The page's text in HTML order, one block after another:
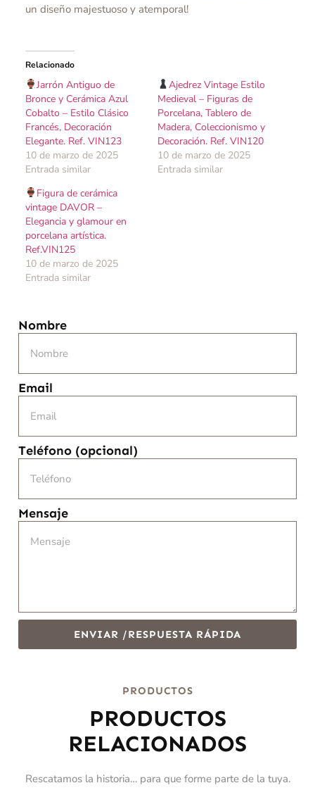
un diseño majestuoso y atemporal!
Relacionado
Jarrón Antiguo de
Bronce y Cerámica Azul
Cobalto – Estilo Clásico
Francés, Decoración
Elegante. Ref. VIN123
10 de marzo de 2025
Entrada similar
Ajedrez Vintage Estilo
Medieval – Figuras de
Porcelana, Tablero de
Madera, Coleccionismo y
Decoración. Ref. VIN120
10 de marzo de 2025
Entrada similar
Figura de cerámica
vintage DAVOR –
Elegancia y glamour en
porcelana artística.
Ref.VIN125
10 de marzo de 2025
Entrada similar
Nombre
Email
Teléfono (opcional)
Mensaje
ENVIAR /RESPUESTA RÁPIDA
PRODUCTOS
PRODUCTOS
RELACIONADOS
Rescatamos la historia… para que forme parte de la tuya.